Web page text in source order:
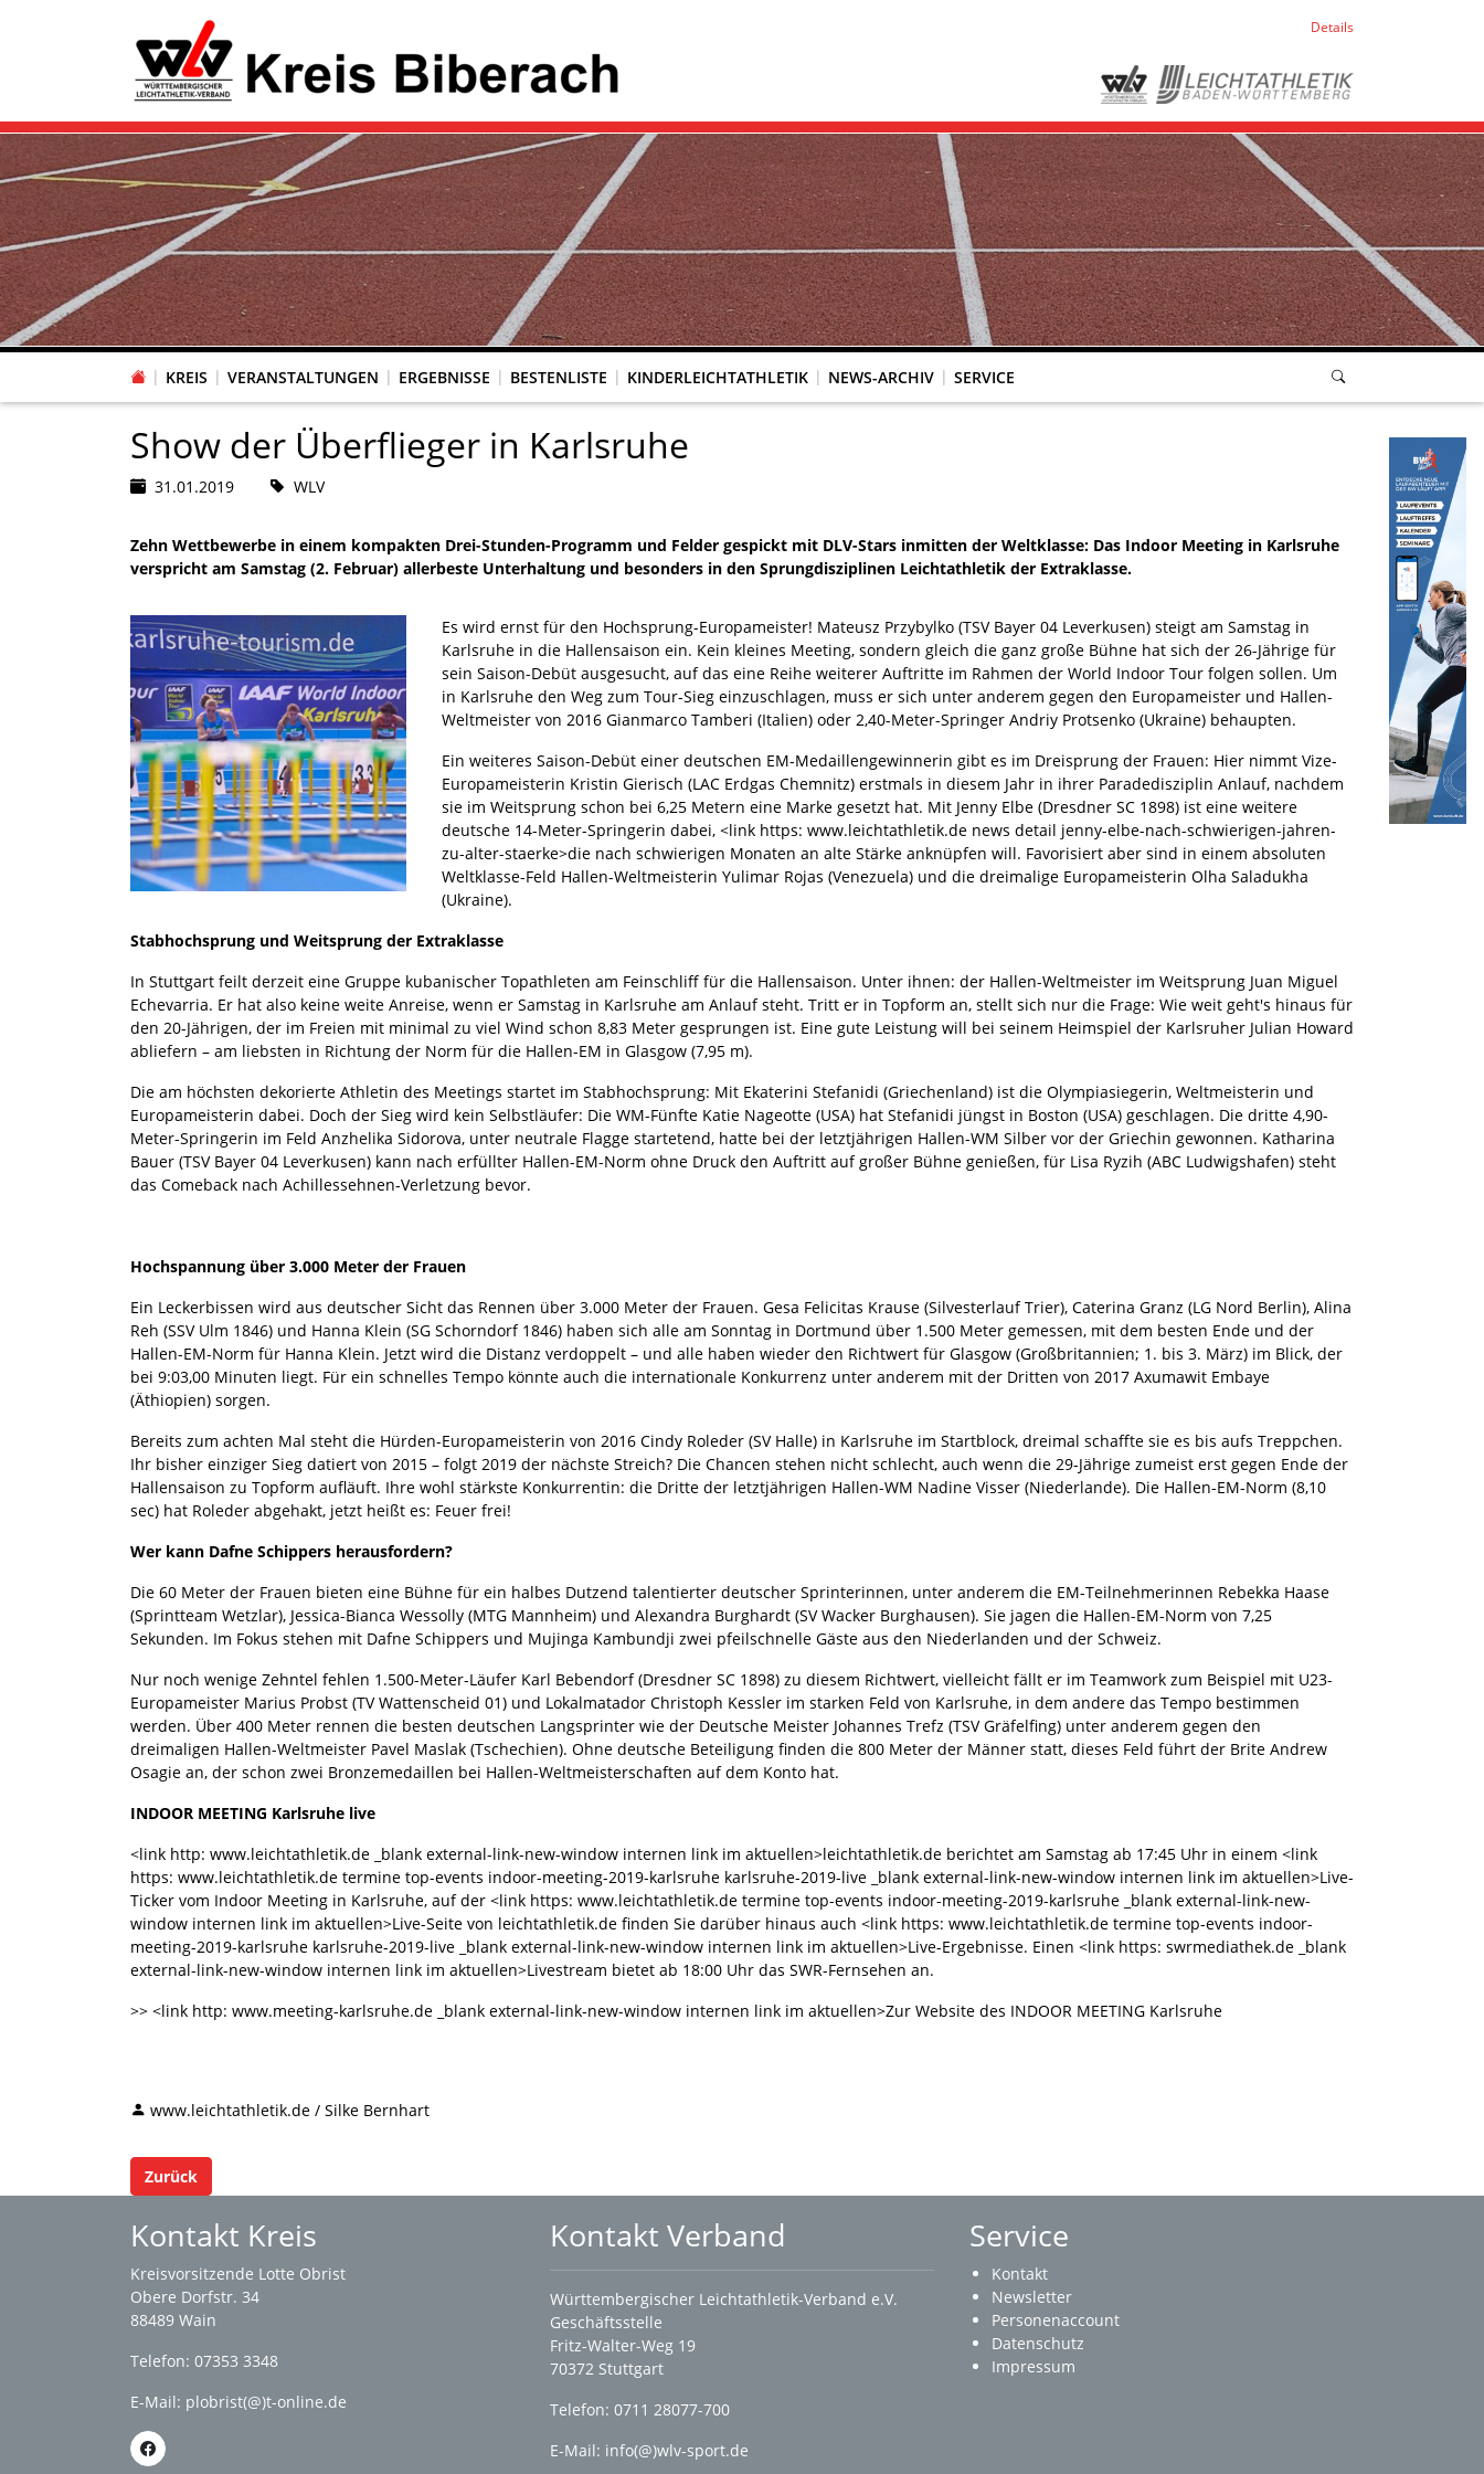
Details
KREIS VERANSTALTUNGEN ERGEBNISSE BESTENLISTE KINDERLEICHTATHLETIK NEWS-ARCHIV SERVICE
Show der Überflieger in Karlsruhe
31.01.2019 WLV
Zehn Wettbewerbe in einem kompakten Drei-Stunden-Programm und Felder gespickt mit DLV-Stars inmitten der Weltklasse: Das Indoor Meeting in Karlsruhe
verspricht am Samstag (2. Februar) allerbeste Unterhaltung und besonders in den Sprungdisziplinen Leichtathletik der Extraklasse.
Es wird ernst für den Hochsprung-Europameister! Mateusz Przybylko (TSV Bayer 04 Leverkusen) steigt am Samstag in
Karlsruhe in die Hallensaison ein. Kein kleines Meeting, sondern gleich die ganz große Bühne hat sich der 26-Jährige für
sein Saison-Debüt ausgesucht, auf das eine Reihe weiterer Auftritte im Rahmen der World Indoor Tour folgen sollen. Um
in Karlsruhe den Weg zum Tour-Sieg einzuschlagen, muss er sich unter anderem gegen den Europameister und Hallen-
Weltmeister von 2016 Gianmarco Tamberi (Italien) oder 2,40-Meter-Springer Andriy Protsenko (Ukraine) behaupten.
Ein weiteres Saison-Debüt einer deutschen EM-Medaillengewinnerin gibt es im Dreisprung der Frauen: Hier nimmt Vize-
Europameisterin Kristin Gierisch (LAC Erdgas Chemnitz) erstmals in diesem Jahr in ihrer Paradedisziplin Anlauf, nachdem
sie im Weitsprung schon bei 6,25 Metern eine Marke gesetzt hat. Mit Jenny Elbe (Dresdner SC 1898) ist eine weitere
deutsche 14-Meter-Springerin dabei, <link https: www.leichtathletik.de news detail jenny-elbe-nach-schwierigen-jahren-
zu-alter-staerke>die nach schwierigen Monaten an alte Stärke anknüpfen will. Favorisiert aber sind in einem absoluten
Weltklasse-Feld Hallen-Weltmeisterin Yulimar Rojas (Venezuela) und die dreimalige Europameisterin Olha Saladukha
(Ukraine).
Stabhochsprung und Weitsprung der Extraklasse
In Stuttgart feilt derzeit eine Gruppe kubanischer Topathleten am Feinschliff für die Hallensaison. Unter ihnen: der Hallen-Weltmeister im Weitsprung Juan Miguel
Echevarria. Er hat also keine weite Anreise, wenn er Samstag in Karlsruhe am Anlauf steht. Tritt er in Topform an, stellt sich nur die Frage: Wie weit geht's hinaus für
den 20-Jährigen, der im Freien mit minimal zu viel Wind schon 8,83 Meter gesprungen ist. Eine gute Leistung will bei seinem Heimspiel der Karlsruher Julian Howard
abliefern – am liebsten in Richtung der Norm für die Hallen-EM in Glasgow (7,95 m).
Die am höchsten dekorierte Athletin des Meetings startet im Stabhochsprung: Mit Ekaterini Stefanidi (Griechenland) ist die Olympiasiegerin, Weltmeisterin und
Europameisterin dabei. Doch der Sieg wird kein Selbstläufer: Die WM-Fünfte Katie Nageotte (USA) hat Stefanidi jüngst in Boston (USA) geschlagen. Die dritte 4,90-
Meter-Springerin im Feld Anzhelika Sidorova, unter neutrale Flagge startetend, hatte bei der letztjährigen Hallen-WM Silber vor der Griechin gewonnen. Katharina
Bauer (TSV Bayer 04 Leverkusen) kann nach erfüllter Hallen-EM-Norm ohne Druck den Auftritt auf großer Bühne genießen, für Lisa Ryzih (ABC Ludwigshafen) steht
das Comeback nach Achillessehnen-Verletzung bevor.
Hochspannung über 3.000 Meter der Frauen
Ein Leckerbissen wird aus deutscher Sicht das Rennen über 3.000 Meter der Frauen. Gesa Felicitas Krause (Silvesterlauf Trier), Caterina Granz (LG Nord Berlin), Alina
Reh (SSV Ulm 1846) und Hanna Klein (SG Schorndorf 1846) haben sich alle am Sonntag in Dortmund über 1.500 Meter gemessen, mit dem besten Ende und der
Hallen-EM-Norm für Hanna Klein. Jetzt wird die Distanz verdoppelt – und alle haben wieder den Richtwert für Glasgow (Großbritannien; 1. bis 3. März) im Blick, der
bei 9:03,00 Minuten liegt. Für ein schnelles Tempo könnte auch die internationale Konkurrenz unter anderem mit der Dritten von 2017 Axumawit Embaye
(Äthiopien) sorgen.
Bereits zum achten Mal steht die Hürden-Europameisterin von 2016 Cindy Roleder (SV Halle) in Karlsruhe im Startblock, dreimal schaffte sie es bis aufs Treppchen.
Ihr bisher einziger Sieg datiert von 2015 – folgt 2019 der nächste Streich? Die Chancen stehen nicht schlecht, auch wenn die 29-Jährige zumeist erst gegen Ende der
Hallensaison zu Topform aufläuft. Ihre wohl stärkste Konkurrentin: die Dritte der letztjährigen Hallen-WM Nadine Visser (Niederlande). Die Hallen-EM-Norm (8,10
sec) hat Roleder abgehakt, jetzt heißt es: Feuer frei!
Wer kann Dafne Schippers herausfordern?
Die 60 Meter der Frauen bieten eine Bühne für ein halbes Dutzend talentierter deutscher Sprinterinnen, unter anderem die EM-Teilnehmerinnen Rebekka Haase
(Sprintteam Wetzlar), Jessica-Bianca Wessolly (MTG Mannheim) und Alexandra Burghardt (SV Wacker Burghausen). Sie jagen die Hallen-EM-Norm von 7,25
Sekunden. Im Fokus stehen mit Dafne Schippers und Mujinga Kambundji zwei pfeilschnelle Gäste aus den Niederlanden und der Schweiz.
Nur noch wenige Zehntel fehlen 1.500-Meter-Läufer Karl Bebendorf (Dresdner SC 1898) zu diesem Richtwert, vielleicht fällt er im Teamwork zum Beispiel mit U23-
Europameister Marius Probst (TV Wattenscheid 01) und Lokalmatador Christoph Kessler im starken Feld von Karlsruhe, in dem andere das Tempo bestimmen
werden. Über 400 Meter rennen die besten deutschen Langsprinter wie der Deutsche Meister Johannes Trefz (TSV Gräfelfing) unter anderem gegen den
dreimaligen Hallen-Weltmeister Pavel Maslak (Tschechien). Ohne deutsche Beteiligung finden die 800 Meter der Männer statt, dieses Feld führt der Brite Andrew
Osagie an, der schon zwei Bronzemedaillen bei Hallen-Weltmeisterschaften auf dem Konto hat.
INDOOR MEETING Karlsruhe live
<link http: www.leichtathletik.de _blank external-link-new-window internen link im aktuellen>leichtathletik.de berichtet am Samstag ab 17:45 Uhr in einem <link
https: www.leichtathletik.de termine top-events indoor-meeting-2019-karlsruhe karlsruhe-2019-live _blank external-link-new-window internen link im aktuellen>Live-
Ticker vom Indoor Meeting in Karlsruhe, auf der <link https: www.leichtathletik.de termine top-events indoor-meeting-2019-karlsruhe _blank external-link-new-
window internen link im aktuellen>Live-Seite von leichtathletik.de finden Sie darüber hinaus auch <link https: www.leichtathletik.de termine top-events indoor-
meeting-2019-karlsruhe karlsruhe-2019-live _blank external-link-new-window internen link im aktuellen>Live-Ergebnisse. Einen <link https: swrmediathek.de _blank
external-link-new-window internen link im aktuellen>Livestream bietet ab 18:00 Uhr das SWR-Fernsehen an.
>> <link http: www.meeting-karlsruhe.de _blank external-link-new-window internen link im aktuellen>Zur Website des INDOOR MEETING Karlsruhe
www.leichtathletik.de / Silke Bernhart
Zurück
Kontakt Kreis
Kreisvorsitzende Lotte Obrist
Obere Dorfstr. 34
88489 Wain
Telefon: 07353 3348
E-Mail: plobrist(@)t-online.de
Kontakt Verband
Württembergischer Leichtathletik-Verband e.V.
Geschäftsstelle
Fritz-Walter-Weg 19
70372 Stuttgart
Telefon: 0711 28077-700
E-Mail: info(@)wlv-sport.de
Service
Kontakt
Newsletter
Personenaccount
Datenschutz
Impressum